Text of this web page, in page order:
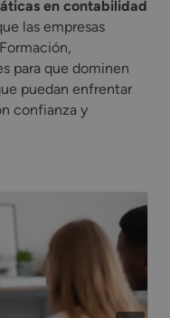
en contabilidad
las empresas
para que dominen
puedan enfrentar
confianza y